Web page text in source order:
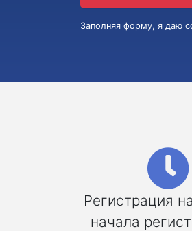
Заполняя форму, я даю
Регистрация
начала